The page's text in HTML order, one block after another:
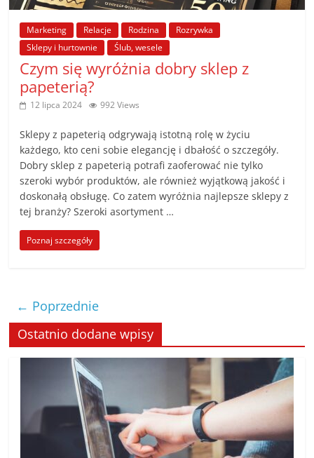
Marketing Relacje Rodzina
Rozrywka
Sklepy i hurtownie
Ślub, wesele
Czym się wyróżnia dobry sklep z
papeterią?
12 lipca 2024 992 Views
Sklepy z papeterią odgrywają istotną rolę w życiu
każdego, kto ceni sobie elegancję i dbałość o szczegóły.
Dobry sklep z papeterią potrafi zaoferować nie tylko
szeroki wybór produktów, ale również wyjątkową jakość i
doskonałą obsługę. Co zatem wyróżnia najlepsze sklepy z
tej branży? Szeroki asortyment …
Poznaj szczegóły
← Poprzednie
Ostatnio dodane wpisy